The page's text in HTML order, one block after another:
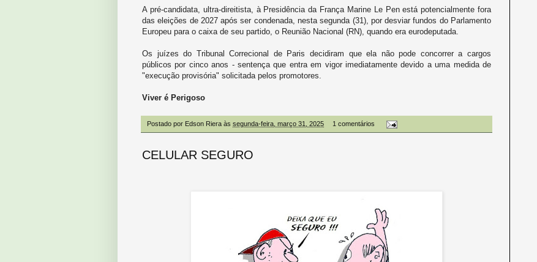
A pré-candidata, ultra-direitista, à Presidência da França Marine Le Pen está potencialmente fora
das eleições de 2027 após ser condenada, nesta segunda (31), por desviar fundos do Parlamento
Europeu para o caixa de seu partido, o Reunião Nacional (RN), quando era eurodeputada.
Os juízes do Tribunal Correcional de Paris decidiram que ela não pode concorrer a cargos
públicos por cinco anos - sentença que entra em vigor imediatamente devido a uma medida de
"execução provisória" solicitada pelos promotores.
Viver é Perigoso
Postado por Edson Riera às segunda-feira, março 31, 2025 1 comentários
CELULAR SEGURO